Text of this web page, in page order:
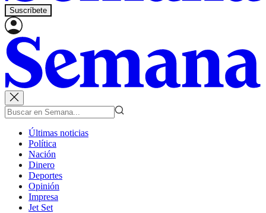
Suscríbete
Últimas noticias
Política
Nación
Dinero
Deportes
Opinión
Impresa
Jet Set